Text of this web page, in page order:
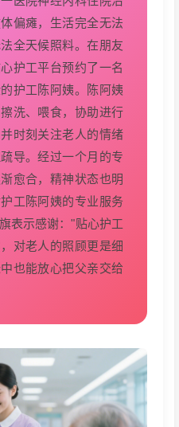
偏瘫，生活完全无法
全天候照料。在朋友
护工平台预约了一名
护工陈阿姨。陈阿姨
洗、喂食，协助进行
时刻关注老人的情绪
导。经过一个月的专
愈合，精神状态也明
工陈阿姨的专业服务
表示感谢："贴心护工
对老人的照顾更是细
也能放心把父亲交给